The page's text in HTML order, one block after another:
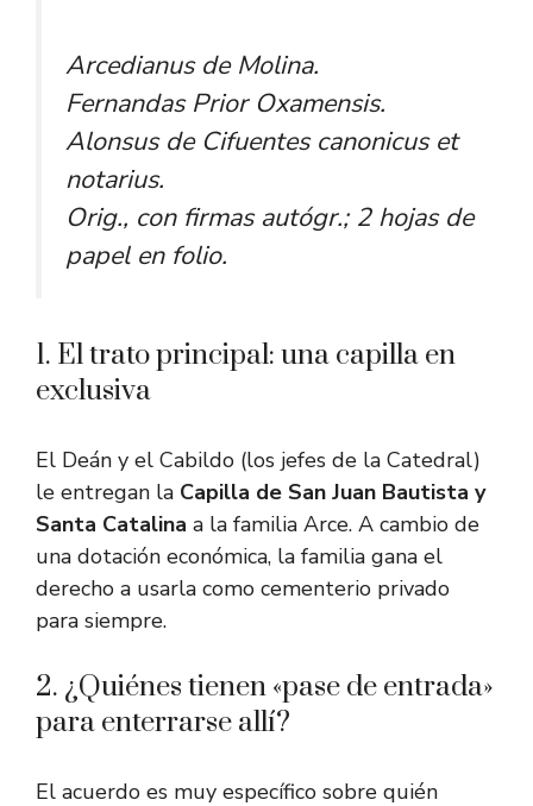
Arcedianus de Molina.
Fernandas Prior Oxamensis.
Alonsus de Cifuentes canonicus et
notarius.
Orig., con firmas autógr.; 2 hojas de
papel en folio.
1. El trato principal: una capilla en
exclusiva
El Deán y el Cabildo (los jefes de la Catedral)
le entregan la Capilla de San Juan Bautista y
Santa Catalina a la familia Arce. A cambio de
una dotación económica, la familia gana el
derecho a usarla como cementerio privado
para siempre.
2. ¿Quiénes tienen «pase de entrada»
para enterrarse allí?
El acuerdo es muy específico sobre quién